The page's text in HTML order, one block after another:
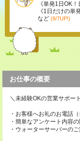
《単発1日OK
《1日だけの単
など (8/7UP!)
お仕事の概要
＼未経験OKの営業サポー
・お客様へお礼のお電話（
・簡単なアンケート内容
・ウォーターサーバーの